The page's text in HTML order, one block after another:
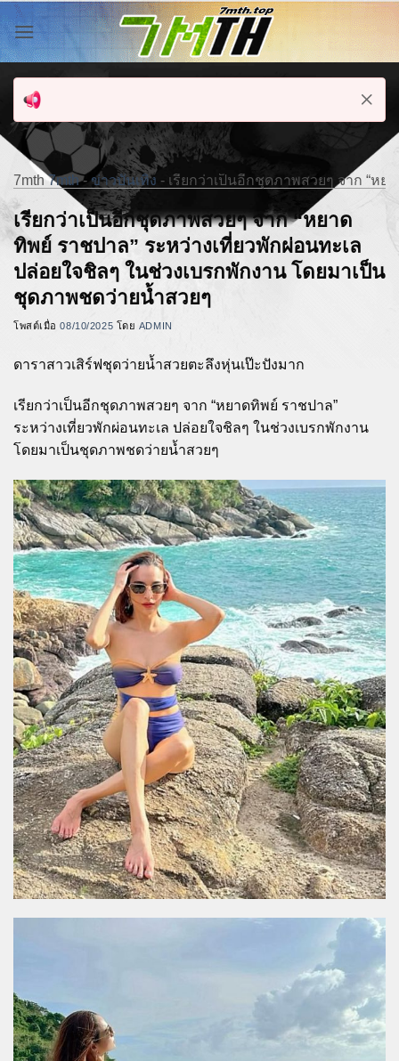
ข้าม
ไป
ยัง
เนื้อหา
7mth 7mth- ข่าวบันเทิง - เรียกว่าเป็นอีกชุดภาพสวยๆ จาก “ห
เรียกว่าเป็นอีกชุดภาพสวยๆ จาก “หยาด
ทิพย์ ราชปาล” ระหว่างเที่ยวพักผ่อนทะเล
ปล่อยใจชิลๆ ในช่วงเบรกพักงาน โดยมาเป็น
ชุดภาพชดว่ายน้ำสวยๆ
โพสต์เมื่อ08/10/2025 โดย ADMIN
ดาราสาวเสิร์ฟชุดว่ายน้ำสวยตะลึงหุ่นเป๊ะปังมาก
เรียกว่าเป็นอีกชุดภาพสวยๆ จาก “หยาดทิพย์ ราชปาล”
ระหว่างเที่ยวพักผ่อนทะเล ปล่อยใจชิลๆ ในช่วงเบรกพักงาน
โดยมาเป็นชุดภาพชดว่ายน้ำสวยๆ